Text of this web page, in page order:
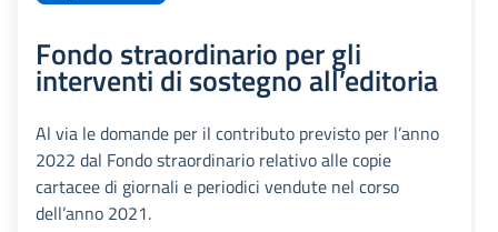
Fondo straordinario per gli
interventi di sostegno all’editoria
Al via le domande per il contributo previsto per l’anno
2022 dal Fondo straordinario relativo alle copie
cartacee di giornali e periodici vendute nel corso
dell’anno 2021.